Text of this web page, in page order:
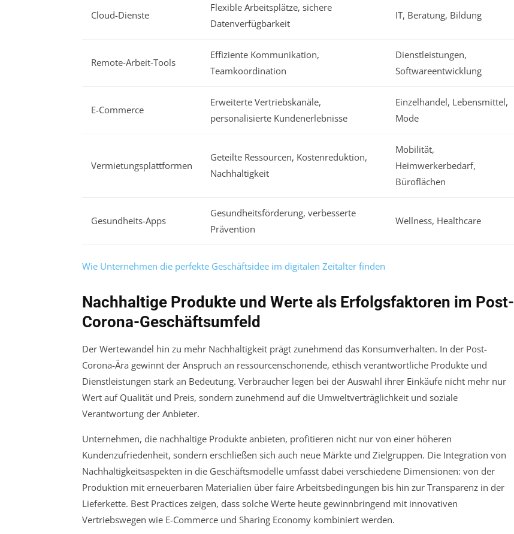
Cloud-Dienste
Flexible Arbeitsplätze, sichere
Datenverfügbarkeit
IT, Beratung, Bildung
Remote-Arbeit-Tools
Effiziente Kommunikation,
Teamkoordination
Dienstleistungen,
Softwareentwicklung
E-Commerce
Erweiterte Vertriebskanäle,
personalisierte Kundenerlebnisse
Einzelhandel, Lebensmittel,
Mode
Vermietungsplattformen
Geteilte Ressourcen, Kostenreduktion,
Nachhaltigkeit
Mobilität,
Heimwerkerbedarf,
Büroflächen
Gesundheits-Apps
Gesundheitsförderung, verbesserte
Prävention
Wellness, Healthcare
Wie Unternehmen die perfekte Geschäftsidee im digitalen Zeitalter finden
Nachhaltige Produkte und Werte als Erfolgsfaktoren im Post-
Corona-Geschäftsumfeld
Der Wertewandel hin zu mehr Nachhaltigkeit prägt zunehmend das Konsumverhalten. In der Post-
Corona-Ära gewinnt der Anspruch an ressourcenschonende, ethisch verantwortliche Produkte und
Dienstleistungen stark an Bedeutung. Verbraucher legen bei der Auswahl ihrer Einkäufe nicht mehr nur
Wert auf Qualität und Preis, sondern zunehmend auf die Umweltverträglichkeit und soziale
Verantwortung der Anbieter.
Unternehmen, die nachhaltige Produkte anbieten, profitieren nicht nur von einer höheren
Kundenzufriedenheit, sondern erschließen sich auch neue Märkte und Zielgruppen. Die Integration von
Nachhaltigkeitsaspekten in die Geschäftsmodelle umfasst dabei verschiedene Dimensionen: von der
Produktion mit erneuerbaren Materialien über faire Arbeitsbedingungen bis hin zur Transparenz in der
Lieferkette. Best Practices zeigen, dass solche Werte heute gewinnbringend mit innovativen
Vertriebswegen wie E-Commerce und Sharing Economy kombiniert werden.